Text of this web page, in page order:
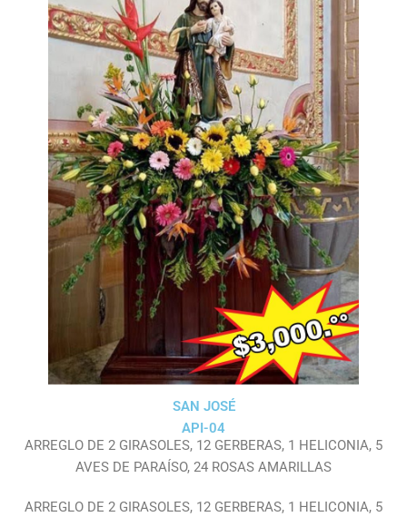
SAN JOSÉ
API-04
ARREGLO DE 2 GIRASOLES, 12 GERBERAS, 1 HELICONIA, 5
AVES DE PARAÍSO, 24 ROSAS AMARILLAS
ARREGLO DE 2 GIRASOLES, 12 GERBERAS, 1 HELICONIA, 5